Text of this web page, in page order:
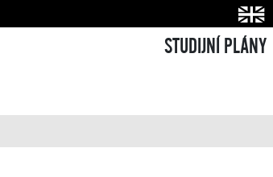
STUDIJNÍ PLÁNY